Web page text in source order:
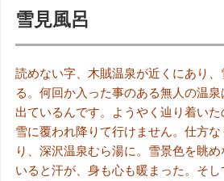
雪見風呂
読めない字、木賊温泉が近くにあり、
る。何回か入った事のある無人の温
出ているんです。ようやく辿り着いた
雪に覆われ降りて行けません。仕方
り、深沢温泉むら湯に。雪景色を眺
いると汗が、身も心も暖まった。そ